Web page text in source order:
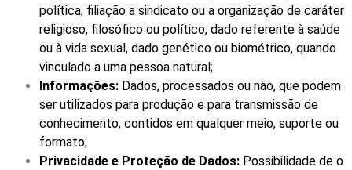
política, filiação a sindicato ou a organização de caráter
religioso, filosófico ou político, dado referente à saúde
ou à vida sexual, dado genético ou biométrico, quando
vinculado a uma pessoa natural;
Informações: Dados, processados ou não, que podem
ser utilizados para produção e para transmissão de
conhecimento, contidos em qualquer meio, suporte ou
formato;
Privacidade e Proteção de Dados: Possibilidade de o